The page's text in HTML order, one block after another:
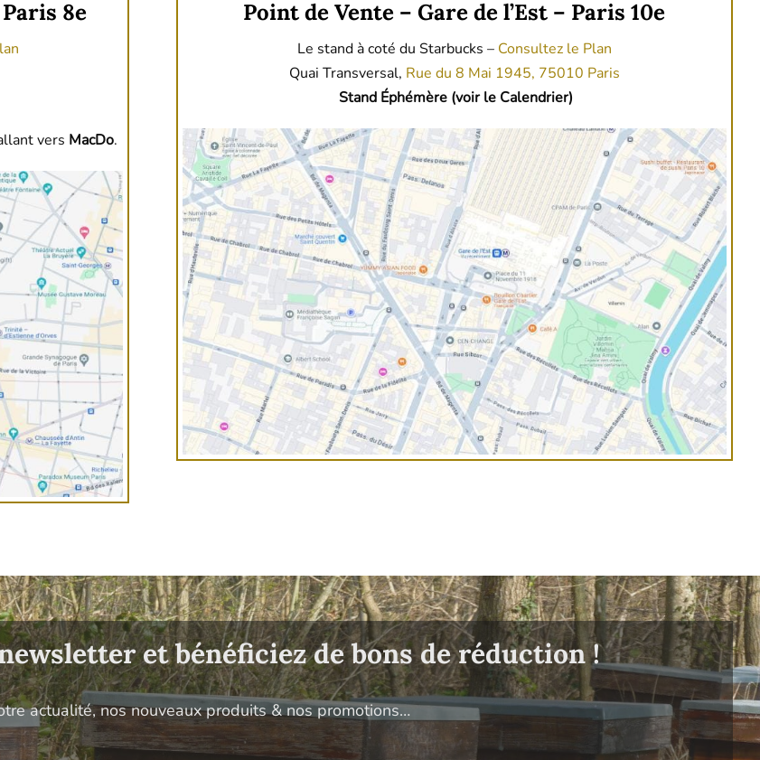
8e
vers MacDo.
Point de Vente – Gare de l’Est – Paris 10e
Le stand à coté du Starbucks – Consultez le Plan
Quai Transversal, Rue du 8 Mai 1945, 75010 Paris
Stand Éphémère (voir le Calendrier)
et bénéficiez de bons de réduction !
actualité, nos nouveaux produits & nos promotions…